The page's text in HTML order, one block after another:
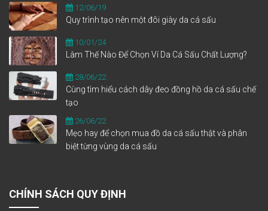
12/06/19
Quy trình tạo nên một đôi giày da cá sấu
10/01/24
Làm Thế Nào Để Chọn Ví Da Cá Sấu Chất Lượng?
28/06/22
Cùng tìm hiểu cách dây đeo đồng hồ da cá sấu chế
tạo
26/06/22
Mẹo hay để chọn mua đồ da cá sấu thật và phân
biệt từng vùng da cá sấu
CHÍNH SÁCH QUY ĐỊNH